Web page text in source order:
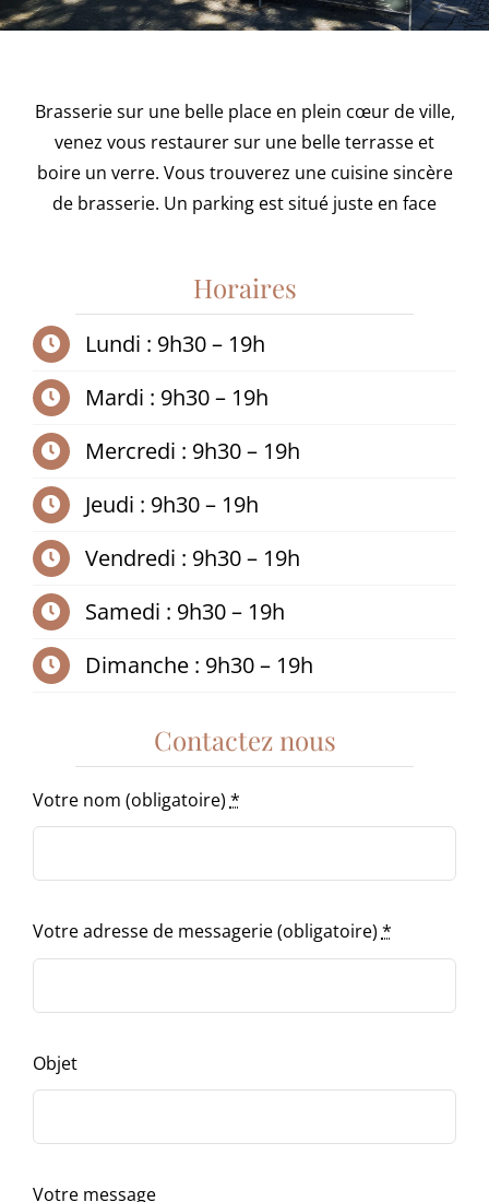
Brasserie sur une belle place en plein cœur de ville,
venez vous restaurer sur une belle terrasse et
boire un verre. Vous trouverez une cuisine sincère
de brasserie. Un parking est situé juste en face
Horaires
Lundi : 9h30 – 19h
Mardi : 9h30 – 19h
Mercredi : 9h30 – 19h
Jeudi : 9h30 – 19h
Vendredi : 9h30 – 19h
Samedi : 9h30 – 19h
Dimanche : 9h30 – 19h
Contactez nous
Votre nom (obligatoire) *
Votre adresse de messagerie (obligatoire) *
Objet
Votre message